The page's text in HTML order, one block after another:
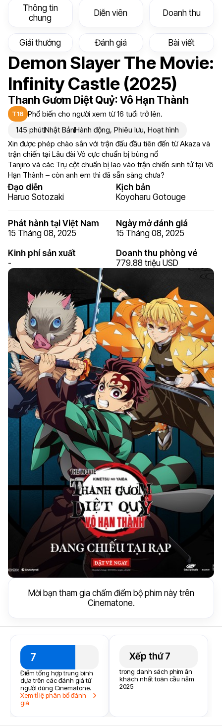
Thông tin
chung
Diễn viên Doanh thu
Giải thưởng Đánh giá Bài viết
Demon Slayer The Movie:
Infinity Castle (2025)
Thanh Gươm Diệt Quỷ: Vô Hạn Thành
T16 Phổ biến cho người xem từ 16 tuổi trở lên.
145 phútNhật BảnHành động, Phiêu lưu, Hoạt hình
Xin được phép chào sân với trận đấu đầu tiên đến từ Akaza và
trận chiến tại Lâu đài Vô cực chuẩn bị bùng nổ
Tanjiro và các Trụ cột chuẩn bị lao vào trận chiến sinh tử tại Vô
Hạn Thành – còn anh em thì đã sẵn sàng chưa?
Đạo diễn
Haruo Sotozaki
Kịch bản
Koyoharu Gotouge
Phát hành tại Việt Nam
15 Tháng 08, 2025
Ngày mở đánh giá
15 Tháng 08, 2025
Kinh phí sản xuất
-
Doanh thu phòng vé
779.88 triệu USD
Mời bạn tham gia chấm điểm bộ phim này trên
Cinematone.
7
Điểm tổng hợp trung bình
dựa trên các đánh giá từ
người dùng Cinematone.
Xem tỉ lệ phân bổ đánh
giá
Xếp thứ 7
trong danh sách phim ăn
khách nhất toàn cầu năm
2025